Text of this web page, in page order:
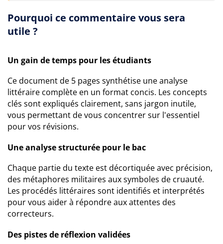
Pourquoi ce commentaire vous sera
utile ?
Un gain de temps pour les étudiants
Ce document de 5 pages synthétise une analyse
littéraire complète en un format concis. Les concepts
clés sont expliqués clairement, sans jargon inutile,
vous permettant de vous concentrer sur l'essentiel
pour vos révisions.
Une analyse structurée pour le bac
Chaque partie du texte est décortiquée avec précision,
des métaphores militaires aux symboles de cruauté.
Les procédés littéraires sont identifiés et interprétés
pour vous aider à répondre aux attentes des
correcteurs.
Des pistes de réflexion validées